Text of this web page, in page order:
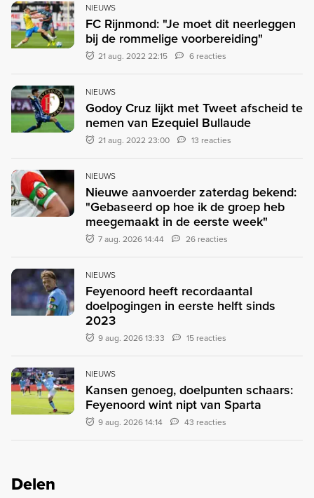
NIEUWS
FC Rijnmond: "Je moet dit neerleggen
bij de rommelige voorbereiding"
21 aug. 2022 22:15 6 reacties
NIEUWS
Godoy Cruz lijkt met Tweet afscheid te
nemen van Ezequiel Bullaude
21 aug. 2022 23:00 13 reacties
NIEUWS
Nieuwe aanvoerder zaterdag bekend:
"Gebaseerd op hoe ik de groep heb
meegemaakt in de eerste week"
7 aug. 2026 14:44 26 reacties
NIEUWS
Feyenoord heeft recordaantal
doelpogingen in eerste helft sinds
2023
9 aug. 2026 13:33 15 reacties
NIEUWS
Kansen genoeg, doelpunten schaars:
Feyenoord wint nipt van Sparta
9 aug. 2026 14:14 43 reacties
Delen